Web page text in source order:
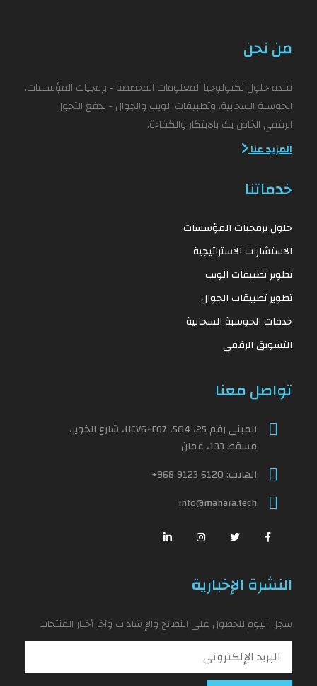
من نحن
نقدم حلول تكنولوجيا المعلومات المخصصة - برمجيات المؤسسات،
الحوسبة السحابية، وتطبيقات الويب والجوال - لدفع التحول
الرقمي الخاص بك بالابتكار والكفاءة.
المزيد عنا
خدماتنا
حلول برمجيات المؤسسات
الاستشارات الاستراتيجية
تطوير تطبيقات الويب
تطوير تطبيقات الجوال
خدمات الحوسبة السحابية
التسويق الرقمي
تواصل معنا
المبنى رقم 25، 504، HCVG+FQ7، شارع الخوير،
مسقط 133، عمان
الهاتف:+968 9123 6120
info@mahara.tech
النشرة الإخبارية
سجل اليوم للحصول على النصائح والإرشادات وآخر أخبار المنتجات